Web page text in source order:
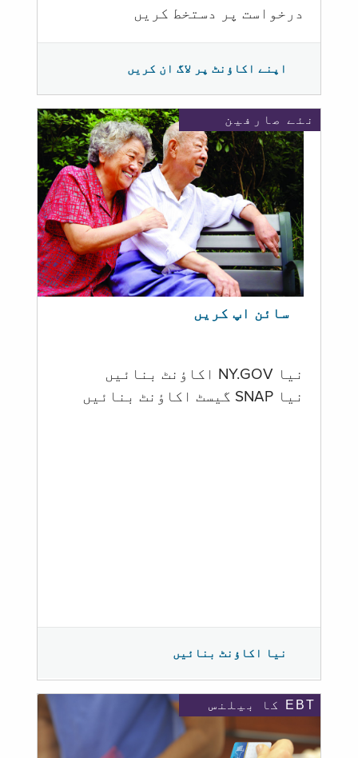
درخواست پر دستخط کریں
اپنے اکاؤنٹ پر لاگ ان کریں
نئے صارفین
سائن اپ کریں
نیا NY.GOV اکاؤنٹ بنائیں
نیا SNAP گیسٹ اکاؤنٹ بنائیں
نیا اکاؤنٹ بنائیں
EBT کا بیلنس